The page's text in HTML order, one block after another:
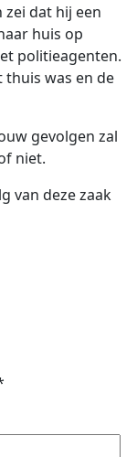
dat hij een
huis op
politieagenten.
thuis was en de
gevolgen zal
niet.
van deze zaak